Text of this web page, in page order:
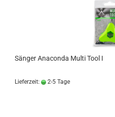
Sänger Anaconda Multi Tool I
Lieferzeit: 2-5 Tage